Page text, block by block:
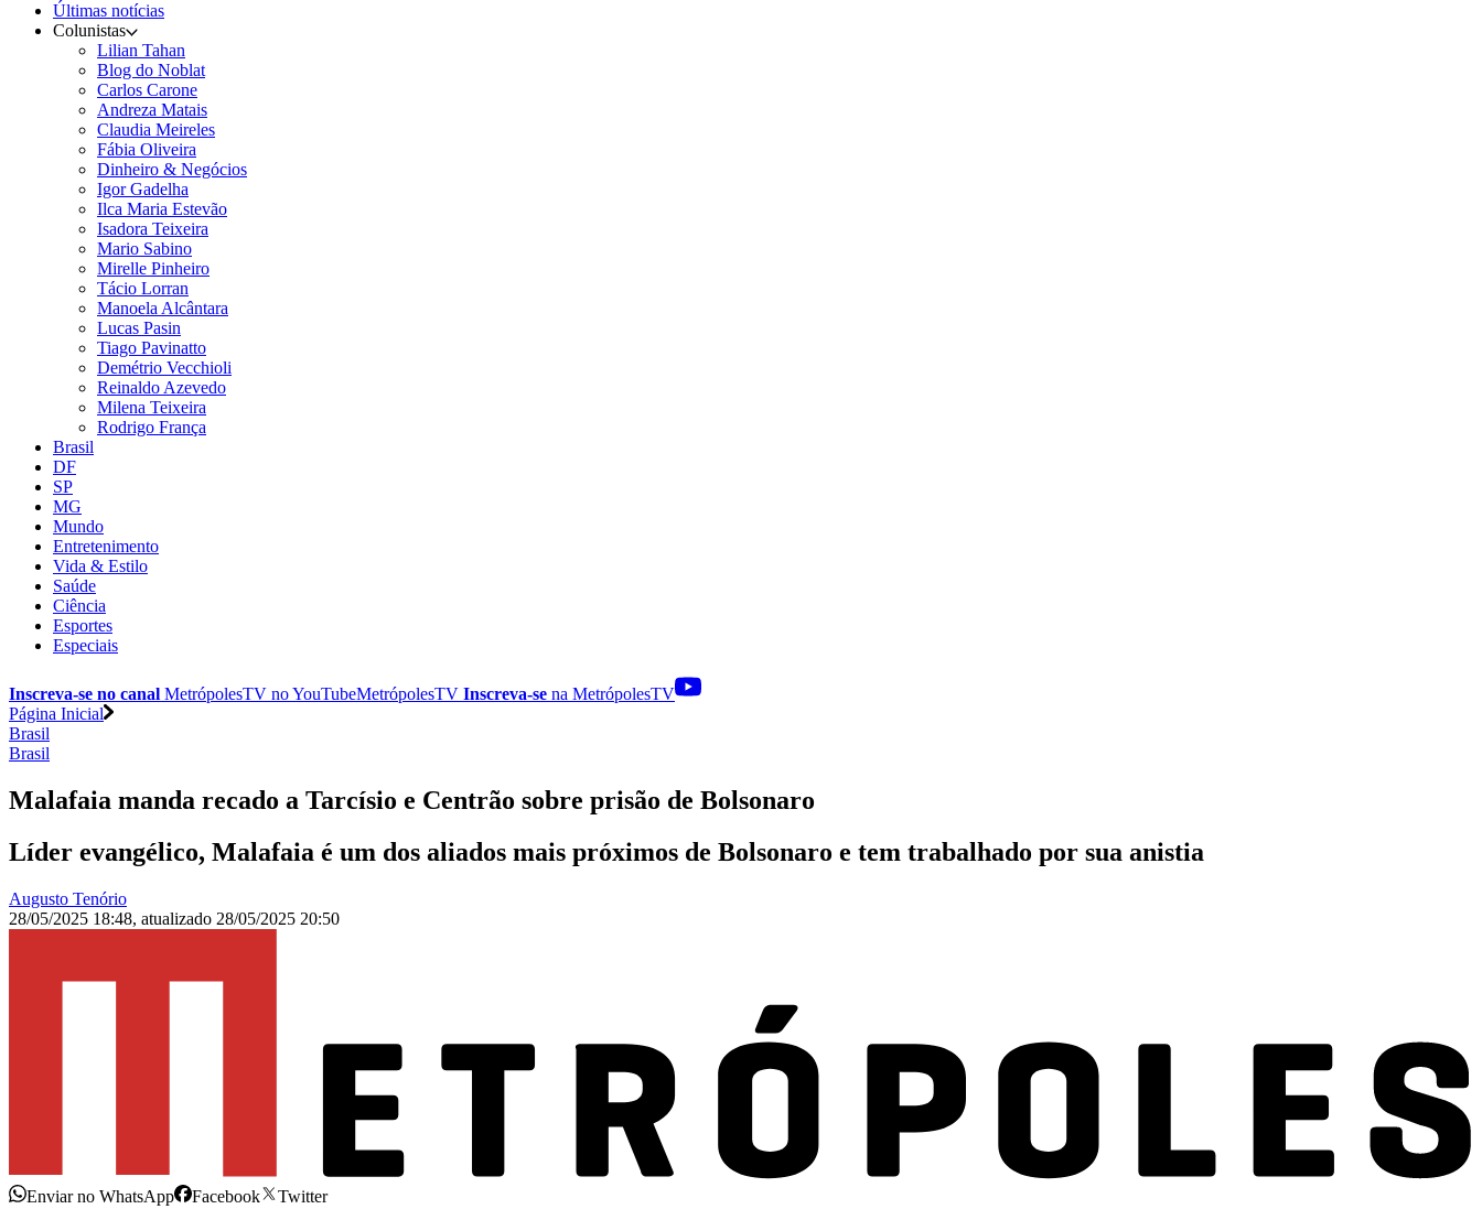
Últimas notícias
Colunistas
Lilian Tahan
Blog do Noblat
Carlos Carone
Andreza Matais
Claudia Meireles
Fábia Oliveira
Dinheiro & Negócios
Igor Gadelha
Ilca Maria Estevão
Isadora Teixeira
Mario Sabino
Mirelle Pinheiro
Tácio Lorran
Manoela Alcântara
Lucas Pasin
Tiago Pavinatto
Demétrio Vecchioli
Reinaldo Azevedo
Milena Teixeira
Rodrigo França
Brasil
DF
SP
MG
Mundo
Entretenimento
Vida & Estilo
Saúde
Ciência
Esportes
Especiais
Inscreva-se no canal MetrópolesTV noYouTubeMetrópolesTV Inscreva-se na MetrópolesTV
Página Inicial
Brasil
Brasil
Malafaia manda recado a Tarcísio e Centrão sobre prisão de Bolsonaro
Líder evangélico, Malafaia é um dos aliados mais próximos de Bolsonaro e tem trabalhado por sua anistia
Augusto Tenório
28/05/2025 18:48, atualizado 28/05/2025 20:50
Enviar no WhatsApp Facebook
Twitter